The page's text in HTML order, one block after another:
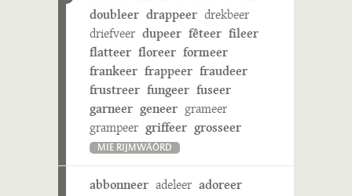
doubleer drappeer drekbeer
driefveer dupeer fêteer fileer
flatteer floreer formeer
frankeer frappeer fraudeer
frustreer fungeer fuseer
garneer geneer grameer
grampeer griffeer grosseer
MIE RIJMWÄÖRD
abbonneer adeleer adoreer